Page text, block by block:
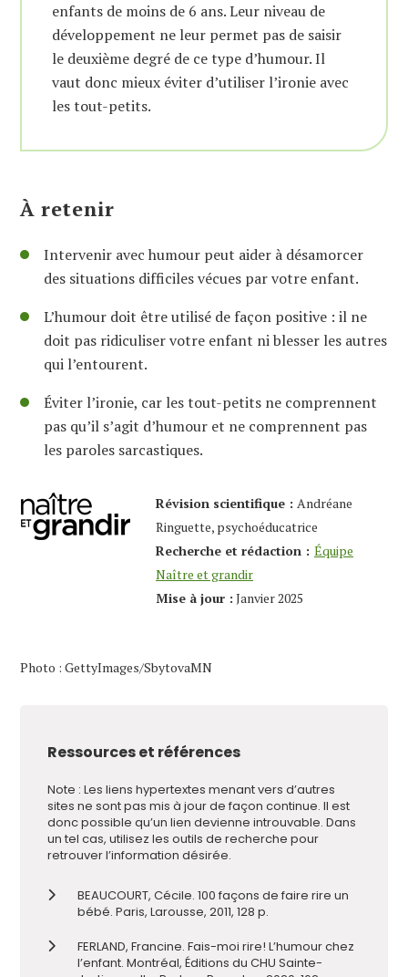
enfants de moins de 6 ans. Leur niveau de
développement ne leur permet pas de saisir
le deuxième degré de ce type d’humour. Il
vaut donc mieux éviter d’utiliser l’ironie avec
les tout-petits.
À retenir
Intervenir avec humour peut aider à désamorcer
des situations difficiles vécues par votre enfant.
L’humour doit être utilisé de façon positive : il ne
doit pas ridiculiser votre enfant ni blesser les autres
qui l’entourent.
Éviter l’ironie, car les tout-petits ne comprennent
pas qu’il s’agit d’humour et ne comprennent pas
les paroles sarcastiques.
Révision scientifique : Andréane
Ringuette, psychoéducatrice
Recherche et rédaction : Équipe
Naître et grandir
Mise à jour : Janvier 2025
Photo : GettyImages/SbytovaMN
Ressources et références
Note : Les liens hypertextes menant vers d’autres
sites ne sont pas mis à jour de façon continue. Il est
donc possible qu’un lien devienne introuvable. Dans
un tel cas, utilisez les outils de recherche pour
retrouver l’information désirée.
BEAUCOURT, Cécile. 100 façons de faire rire un
bébé. Paris, Larousse, 2011, 128 p.
FERLAND, Francine. Fais-moi rire! L’humour chez
l’enfant. Montréal, Éditions du CHU Sainte-